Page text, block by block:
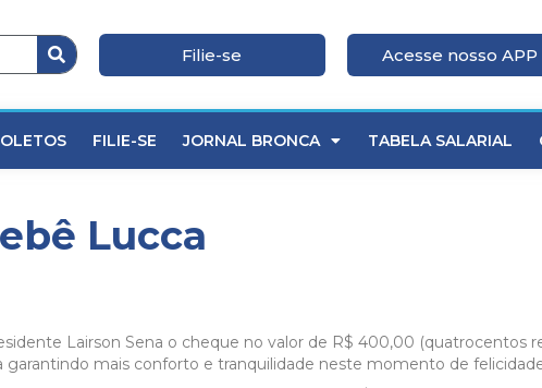
Filie-se Acesse nosso APP
FILIE-SE JORNAL BRONCA TABELA SALARIAL
Lucca
Lairson Sena o cheque no valor de R$ 400,00 (quatrocentos
mais conforto e tranquilidade neste momento de